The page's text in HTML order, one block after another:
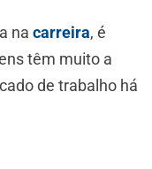
na carreira, é
têm muito a
de trabalho há